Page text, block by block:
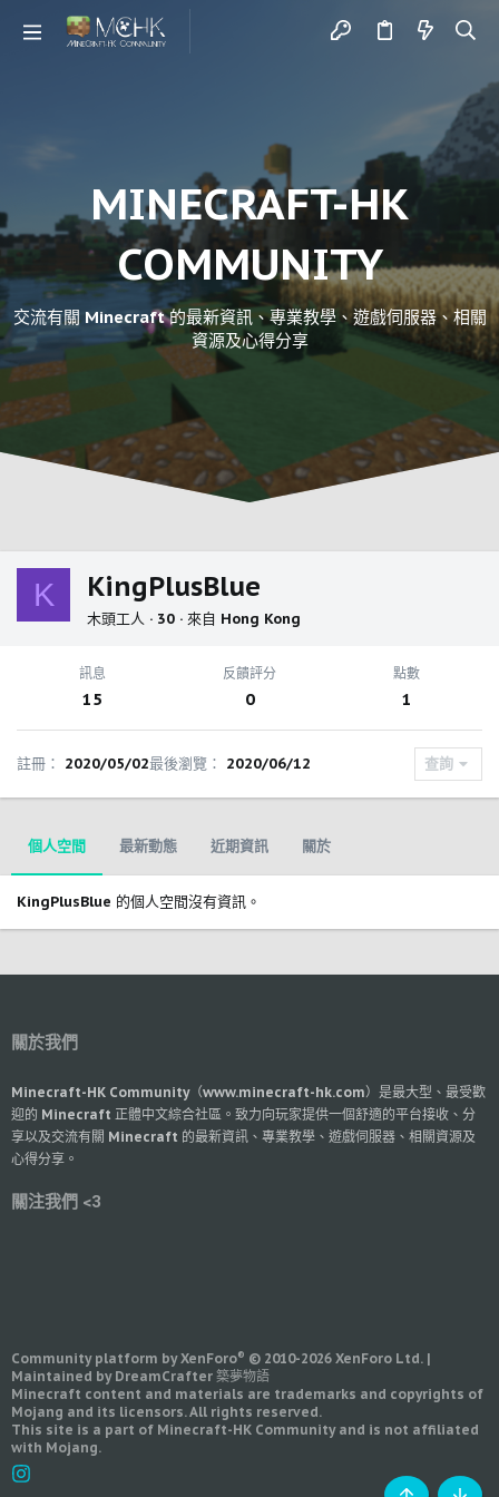
MINECRAFT-HK
COMMUNITY
交流有關 Minecraft 的最新資訊、專業教學、遊戲伺服器、相關
資源及心得分享
K KingPlusBlue
木頭工人 · 30 · 來自 Hong Kong
訊息
15
反饋評分
0
點數
1
註冊 2020/05/02最後瀏覽 2020/06/12 查詢
個人空間 最新動態 近期資訊 關於
KingPlusBlue 的個人空間沒有資訊。
關於我們
Minecraft-HK Community（www.minecraft-hk.com）是最大型、最受歡
迎的 Minecraft 正體中文綜合社區。致力向玩家提供一個舒適的平台接收、分
享以及交流有關 Minecraft 的最新資訊、專業教學、遊戲伺服器、相關資源及
心得分享。
關注我們 <3
Community platform by XenForo® © 2010-2026 XenForo Ltd. |
Maintained by DreamCrafter 築夢物語
Minecraft content and materials are trademarks and copyrights of
Mojang and its licensors. All rights reserved.
This site is a part of Minecraft-HK Community and is not affiliated
with Mojang.